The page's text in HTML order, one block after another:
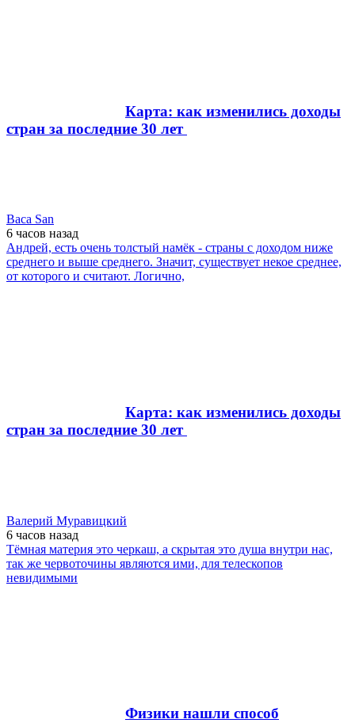
Карта: как изменились доходы
стран за последние 30 лет
Baca San
6 часов назад
Андрей, есть очень толстый намёк - страны с доходом ниже
среднего и выше среднего. Значит, существует некое среднее,
от которого и считают. Логично,
Карта: как изменились доходы
стран за последние 30 лет
Валерий Муравицкий
6 часов назад
Тёмная материя это черкаш, а скрытая это душа внутри нас,
так же червоточины являются ими, для телескопов
невидимыми
Физики нашли способ